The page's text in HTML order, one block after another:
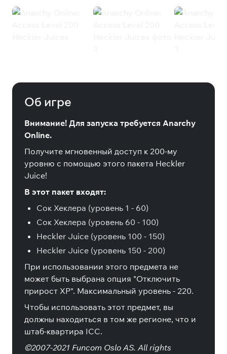
Об игре
Внимание! Для запуска требуется Anarchy
Online.
Получите мгновенный доступ к 200-му
уровню с помощью этого пакета Heckler
Juice!
В этот пакет входят:
Сок Хеклера (уровень 1 - 60)
Сок Хеклера (уровень 60 - 100)
Heckler Juice (уровень 100 - 150)
Heckler Juice (уровень 150 - 200)
При использовании этого предмета не
может быть выбрана опция "Отключить
прирост XP". Максимальный уровень - 220.
Чтобы использовать этот предмет, вы
должны находиться в том же регионе, что и
штаб-квартира ICC.
©2007-2021 Funcom Oslo AS. All rights